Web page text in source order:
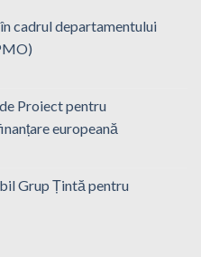
cadrul departamentului
Proiect pentru
europeană
Grup Țintă pentru